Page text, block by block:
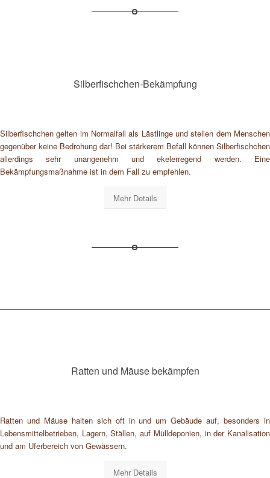
Silberfischchen-Bekämpfung
Silberfischchen gelten im Normalfall als Lästlinge und stellen dem Menschen
gegenüber keine Bedrohung dar! Bei stärkerem Befall können Silberfischchen
allerdings sehr unangenehm und ekelerregend werden. Eine
Bekämpfungsmaßnahme ist in dem Fall zu empfehlen.
Mehr Details
Ratten und Mäuse bekämpfen
Ratten und Mäuse halten sich oft in und um Gebäude auf, besonders in
Lebensmittelbetrieben, Lagern, Ställen, auf Mülldeponien, in der Kanalisation
und am Uferbereich von Gewässern.
Mehr Details